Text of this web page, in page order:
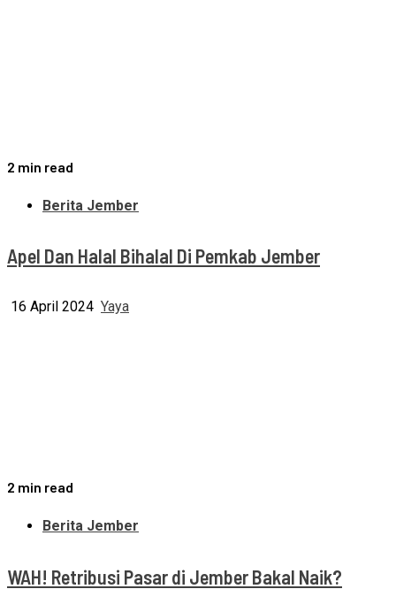
2 min read
Berita Jember
Apel Dan Halal Bihalal Di Pemkab Jember
16 April 2024 Yaya
2 min read
Berita Jember
WAH! Retribusi Pasar di Jember Bakal Naik?